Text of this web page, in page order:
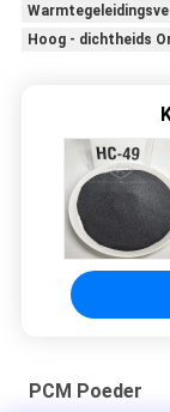
Hoog - dichtheids
PCM Poeder